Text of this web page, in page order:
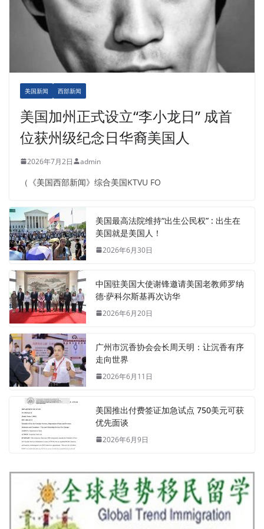
美国新闻 西部新闻
美国加州正式设立“李小龙日” 成首
位获州级纪念日华裔美国人
2026年7月2日 admin
（《美国西部新闻》综合美国KTVU FO
美国最高法院维持“出生公民权” : 出生在
美国就是美国人！
2026年6月30日
中国驻美国大使谢锋邀请美国老教师罗纳
德·萨科尔斯基再次访华
2026年6月20日
广州市沉香协会会长周天明：让沉香有序
走向世界
2026年6月11日
美国推出付费签证加急试点 750美元可获
优先面谈
2026年6月9日